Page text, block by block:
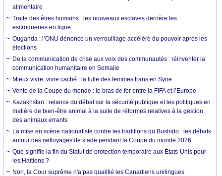
alimentaire
Traite des êtres humains : les nouveaux esclaves derrière les
escroqueries en ligne
Ouganda : l’ONU dénonce un verrouillage accéléré du pouvoir après les
élections
De la communication de crise aux voix des communautés : réinventer la
communication humanitaire en Somalie
Mieux vivre, vivre caché : la lutte des femmes trans en Syrie
Vente de la Coupe du monde : le bras de fer entre la FIFA et l’Europe
Kazakhstan : relance du débat sur la sécurité publique et les politiques en
matière de bien-être animal à la suite de réformes relatives à la gestion
des animaux errants
La mise en scène nationaliste contre les traditions du Bushido : les débats
autour des nettoyages de stade pendant la Coupe du monde 2026
Que signifie la fin du Statut de protection temporaire aux États-Unis pour
les Haïtiens ?
Non, la Cour suprême n'a pas qualifié les Canadiens unilingues